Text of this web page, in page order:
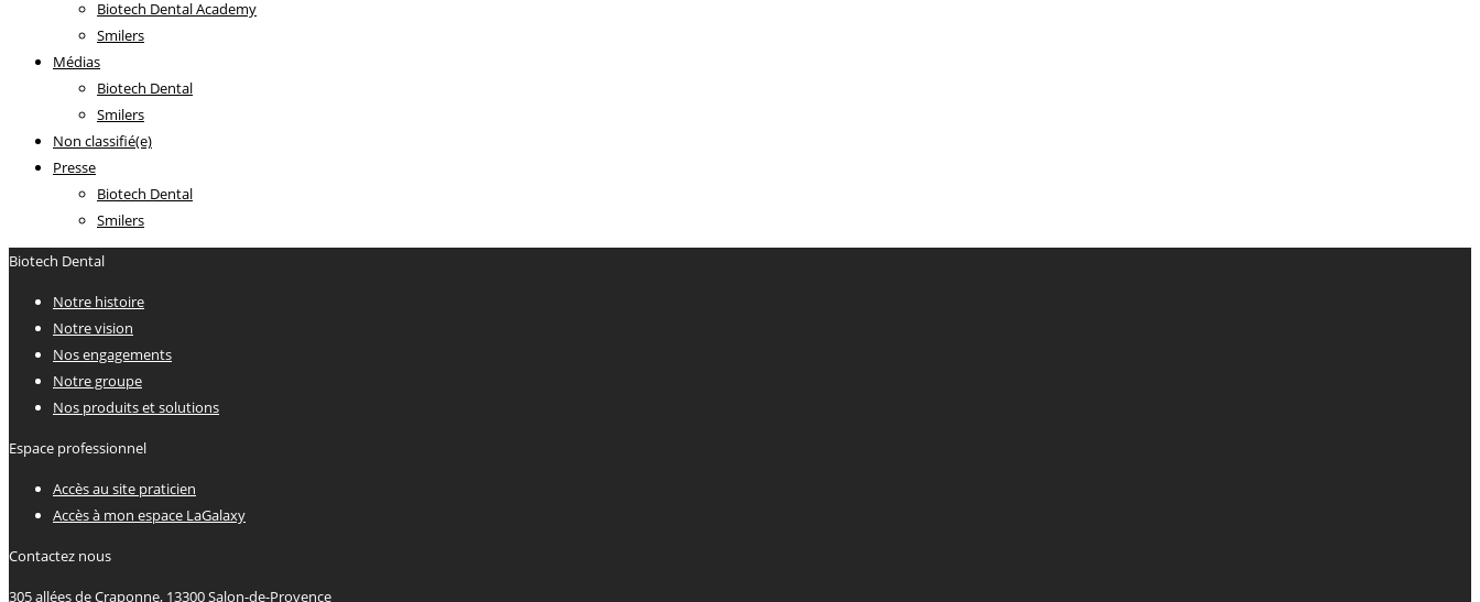
Biotech Dental Academy
Smilers
Médias
Biotech Dental
Smilers
Non classifié(e)
Presse
Biotech Dental
Smilers
Biotech Dental
Notre histoire
Notre vision
Nos engagements
Notre groupe
Nos produits et solutions
Espace professionnel
Accès au site praticien
Accès à mon espace LaGalaxy
Contactez nous
305 allées de Craponne, 13300 Salon-de-Provence